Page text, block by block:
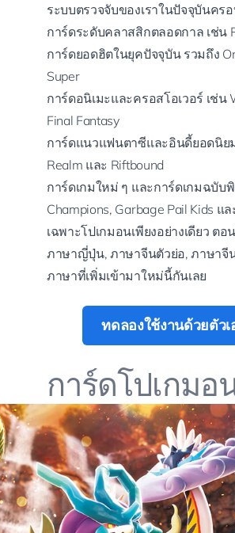
ระบบตรวจจับของเราในปัจจุบันค
การ์ดระดับคลาสสิกตลอดกาล เช่น
การ์ดยอดฮิตในยุคปัจจุบัน รวมถึง
Super
การ์ดอนิเมะและครอสโอเวอร์ เช่น
Final Fantasy
การ์ดแนวแฟนตาซีและอินดี้ยอดนิยม
Realm และ Riftbound
การ์ดเกมใหม่ ๆ และการ์ดเกมฉบับ
Champions, Garbage Pail Kids แ
เฉพาะโปเกมอนเพียงอย่างเดียว
ภาษาญี่ปุ่น, ภาษาจีนตัวย่อ, ภาษาจี
ภาษาที่เพิ่มเข้ามาใหม่นี้กันเลย
ทดลองใช้งานด้วยตัวเ
การ์ดโปเกมอ